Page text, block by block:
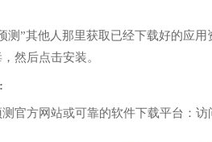
测”其他人那里获取已经下载好的应
然后点击安装。
官方网站或可靠的软件下载平台：